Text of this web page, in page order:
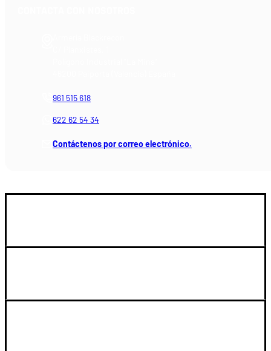
961 515 618
622 62 54 34
Contáctenos por correo electrónico.